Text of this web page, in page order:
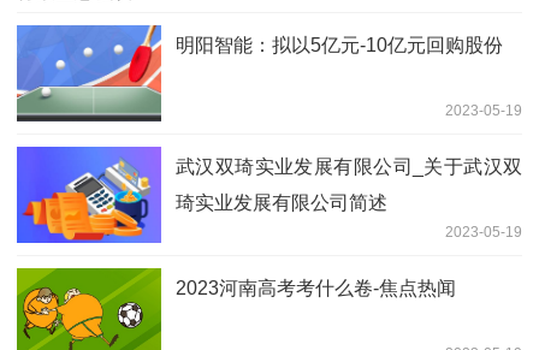
明阳智能：拟以5亿元-10亿元回购股份
2023-05-19
武汉双琦实业发展有限公司_关于武汉双
琦实业发展有限公司简述
2023-05-19
2023河南高考考什么卷-焦点热闻